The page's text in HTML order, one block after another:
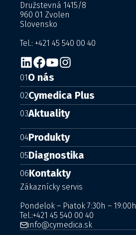
Družstevná 1415/8
960 01 Zvolen
Slovensko
Tel.: +421 45 540 00 40
01O nás
02Cymedica Plus
03Aktuality
04Produkty
05Diagnostika
06Kontakty
Zákaznícky servis
Pondelok – Piatok 7:30h – 19:00h
Tel.:+421 45 540 00 40
info@cymedica.sk